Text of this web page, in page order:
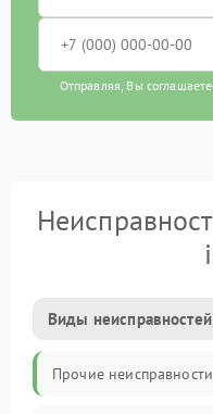
Отправляя, Вы
Виды неисправностей
Прочие неисправности